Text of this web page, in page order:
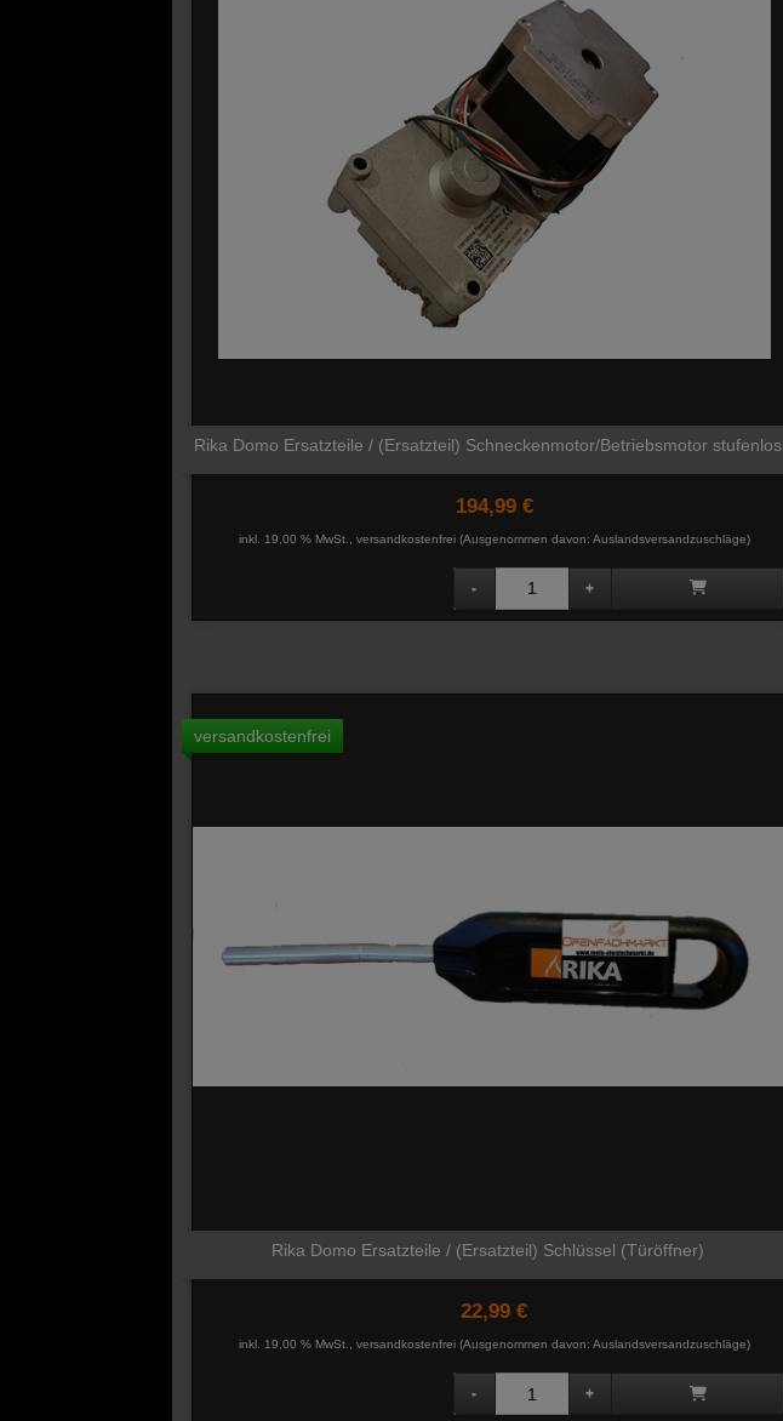
Rika Domo Ersatzteile / (Ersatzteil) Schneckenmotor/Betriebsmotor stufenlos
194,99 €
inkl. 19,00 % MwSt., versandkostenfrei (Ausgenommen davon: Auslandsversandzuschläge)
versandkostenfrei
Rika Domo Ersatzteile / (Ersatzteil) Schlüssel (Türöffner)
22,99 €
inkl. 19,00 % MwSt., versandkostenfrei (Ausgenommen davon: Auslandsversandzuschläge)